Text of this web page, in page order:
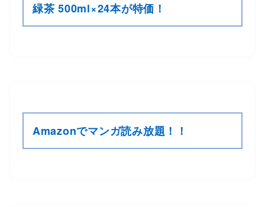
緑茶 500ml×24本が特価！
Amazonでマンガ読み放題！！